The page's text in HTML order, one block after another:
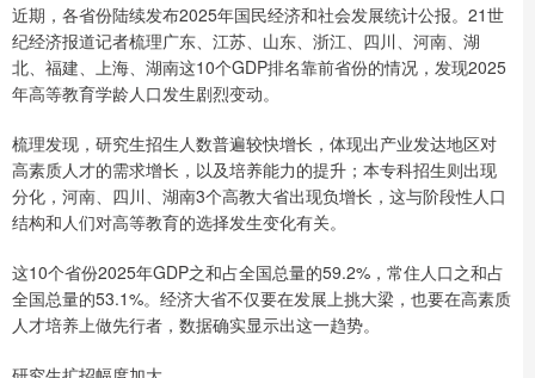
近期，各省份陆续发布2025年国民经济和社会发展统计公报。21世
纪经济报道记者梳理广东、江苏、山东、浙江、四川、河南、湖
北、福建、上海、湖南这10个GDP排名靠前省份的情况，发现2025
年高等教育学龄人口发生剧烈变动。
梳理发现，研究生招生人数普遍较快增长，体现出产业发达地区对
高素质人才的需求增长，以及培养能力的提升；本专科招生则出现
分化，河南、四川、湖南3个高教大省出现负增长，这与阶段性人口
结构和人们对高等教育的选择发生变化有关。
这10个省份2025年GDP之和占全国总量的59.2%，常住人口之和占
全国总量的53.1%。经济大省不仅要在发展上挑大梁，也要在高素质
人才培养上做先行者，数据确实显示出这一趋势。